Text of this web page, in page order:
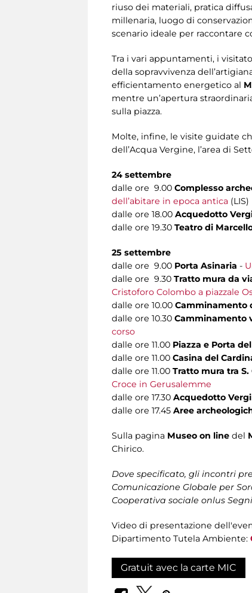
riuso dei materiali, pratica
millenaria, luogo di
scenario ideale per raccontare
Tra i vari appuntamenti, i
della sopravvivenza
efficientamento energetico al
mentre un’apertura
sulla piazza.
Molte, infine, le visite guidate
dell’Acqua Vergine, l’area di
24 settembre
dalle ore 9.00 Complesso
dell’abitare in epoca antica (LIS)
dalle ore 18.00 Acquedotto
dalle ore 19.30 Teatro di
25 settembre
dalle ore 9.00 Porta Asinaria -
dalle ore 9.30 Tratto mura da
Cristoforo Colombo a piazzale
dalle ore 10.00 Camminamento
dalle ore 10.30 Camminamento
corso
dalle ore 11.00 Piazza e Porta
dalle ore 11.00 Casina del
dalle ore 11.00 Tratto mura tra
Croce in Gerusalemme
dalle ore 17.30 Acquedotto
dalle ore 17.45 Aree
Sulla pagina Museo on line del
Chirico.
Dove specificato, gli incontri
Comunicazione Globale per
Cooperativa sociale onlus
Video di presentazione
Dipartimento Tutela Ambiente:
Gratuit avec la carte MIC